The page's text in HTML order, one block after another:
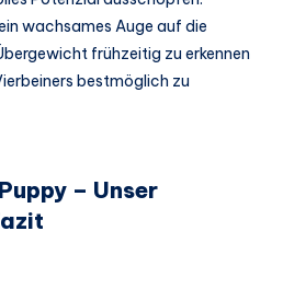
wachsames Auge auf die
frühzeitig zu erkennen
bestmöglich zu
– Unser